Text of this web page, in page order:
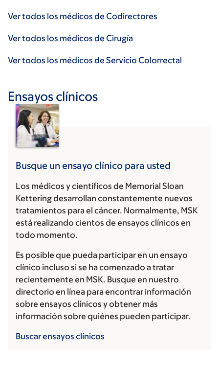
Ver todos los médicos de Codirectores
Ver todos los médicos de Cirugía
Ver todos los médicos de Servicio Colorrectal
Ensayos clínicos
Busque un ensayo clínico para usted
Los médicos y científicos de Memorial Sloan
Kettering desarrollan constantemente nuevos
tratamientos para el cáncer. Normalmente, MSK
está realizando cientos de ensayos clínicos en
todo momento.
Es posible que pueda participar en un ensayo
clínico incluso si se ha comenzado a tratar
recientemente en MSK. Busque en nuestro
directorio en línea para encontrar información
sobre ensayos clínicos y obtener más
información sobre quiénes pueden participar.
Buscar ensayos clínicos